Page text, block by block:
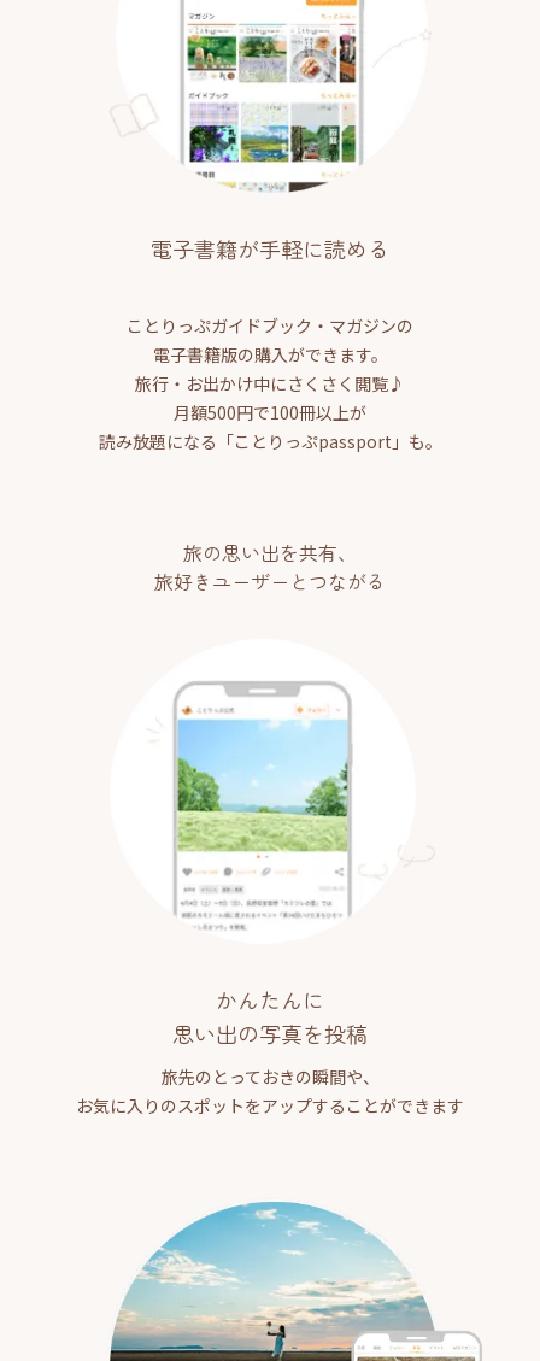
電子書籍が手軽に読める
ことりっぷガイドブック・マガジンの
電子書籍版の購入ができます。
旅行・お出かけ中にさくさく閲覧♪
月額500円で100冊以上が
読み放題になる「ことりっぷpassport」も。
旅の思い出を共有、
旅好きユーザーとつながる
かんたんに
思い出の写真を投稿
旅先のとっておきの瞬間や、
お気に入りのスポットをアップすることができます